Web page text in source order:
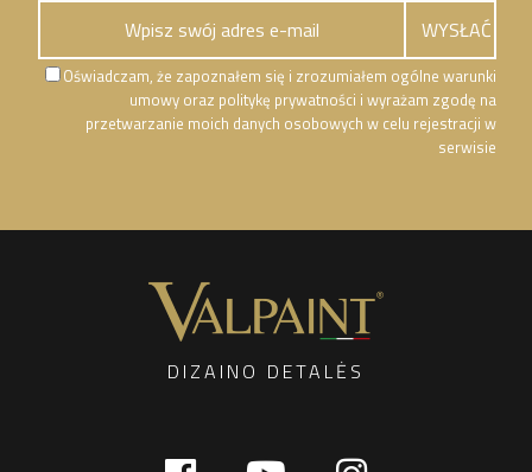
Oświadczam, że zapoznałem się i zrozumiałem ogólne warunki
umowy oraz politykę prywatności i wyrażam zgodę na
przetwarzanie moich danych osobowych w celu rejestracji w
serwisie
DIZAINO DETALĖS